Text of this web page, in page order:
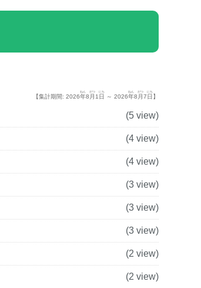
【集計期間: 2026年
ねん
8 月
がつ
1 日
にち
～ 2026年
ねん
8 月
がつ
7日
にち
】
(5 view)
(4 view)
(4 view)
(3 view)
(3 view)
(3 view)
(2 view)
(2 view)